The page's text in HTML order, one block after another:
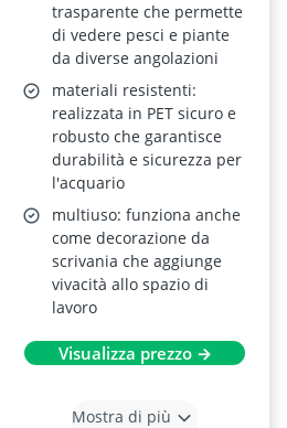
trasparente che permette
di vedere pesci e piante
da diverse angolazioni
materiali resistenti:
realizzata in PET sicuro e
robusto che garantisce
durabilità e sicurezza per
l'acquario
multiuso: funziona anche
come decorazione da
scrivania che aggiunge
vivacità allo spazio di
lavoro
Visualizza prezzo →
Mostra di più